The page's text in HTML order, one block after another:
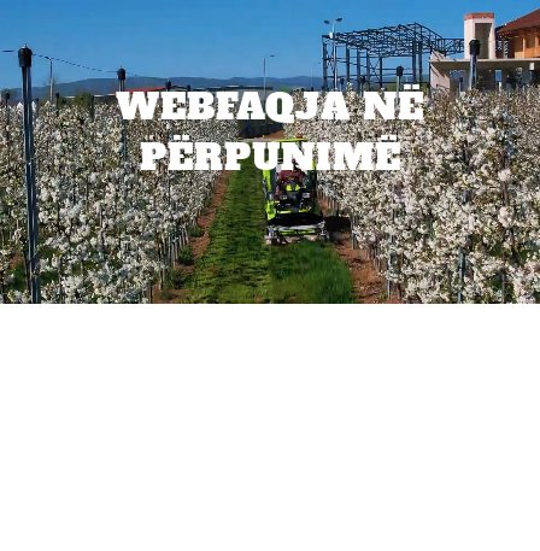
WEBFAQJA NË
PËRPUNIMË